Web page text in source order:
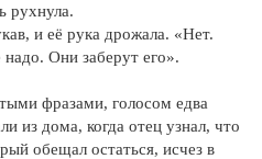
рухнула.
и её рука дрожала. «Нет.
Они заберут его».
фразами, голосом едва
из дома, когда отец узнал, что
обещал остаться, исчез в